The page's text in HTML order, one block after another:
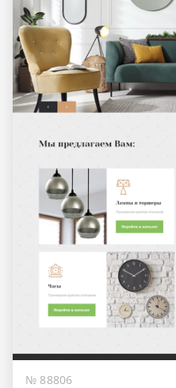
№ 88806